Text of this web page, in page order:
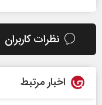
نظرات کاربران
اخبار مرتبط